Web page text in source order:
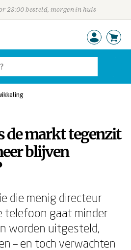
23:00 besteld, morgen in huis
de markt tegenzit
blijven
die menig directeur
telefoon gaat minder
worden uitgesteld,
– en toch verwachten